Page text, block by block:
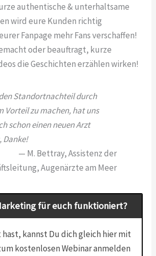
authentische & unterhaltsame
wird eure Kunden richtig
Fanpage mehr Fans verschaffen!
oder beauftragt, kurze
die Geschichten erzählen wirken!
Standortnachteil durch
Vorteil zu machen, hat uns
schon einen neuen Arzt
Danke!
M. Bettray, Assistenz der
Augenärzte am Meer
für euch funktioniert?
hast, kannst Du dich gleich hier mit
kostenlosen Webinar anmelden